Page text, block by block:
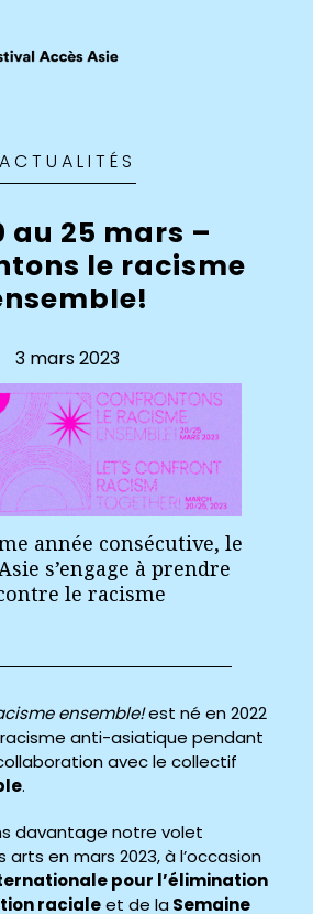
ACTUALITÉS
au 25 mars –
le racisme
3 mars 2023
année consécutive, le
s’engage à prendre
le racisme
ensemble!est né en 2022
anti-asiatique pendant
avec le collectif
.
davantage notre volet
en mars 2023, à l’occasion
pour l’élimination
racialeet de laSemaine